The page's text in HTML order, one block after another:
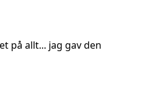
på allt... jag gav den